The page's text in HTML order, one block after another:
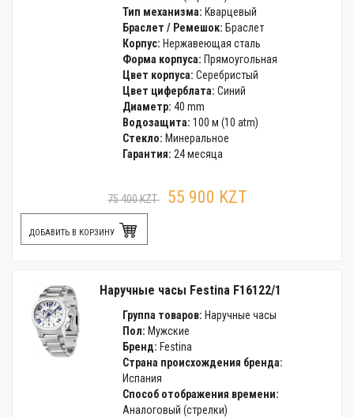
Тип механизма: Кварцевый
Браслет / Ремешок: Браслет
Корпус: Нержавеющая сталь
Форма корпуса: Прямоугольная
Цвет корпуса: Серебристый
Цвет циферблата: Синий
Диаметр: 40 mm
Водозащита: 100 м (10 atm)
Стекло: Минеральное
Гарантия: 24 месяца
75 400 KZT 55 900 KZT
ДОБАВИТЬ В КОРЗИНУ
Наручные часы Festina F16122/1
Группа товаров: Наручные часы
Пол: Мужские
Бренд: Festina
Страна происхождения бренда:
Испания
Способ отображения времени:
Аналоговый (стрелки)